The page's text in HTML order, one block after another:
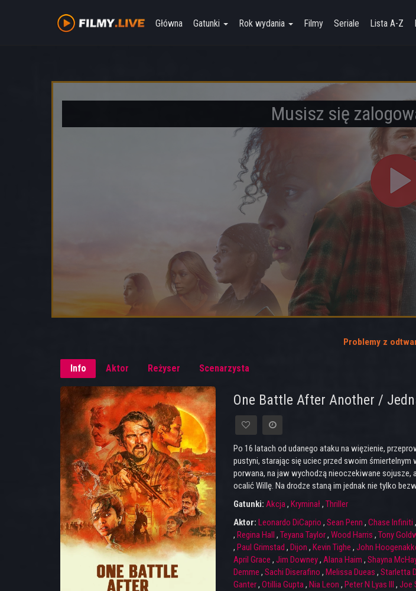
Główna Gatunki Rok wydania Filmy Seriale Lista A-Z
Musisz się
Problemy z
Info Aktor Reżyser Scenarzysta
One Battle After Another /
Po 16 latach od udanego ataku na więzienie,
pustyni, starając się uciec przed swoim śmiertelnym
porwana, na jaw wychodzą nieoczekiwane sojusze,
ocalić Willę. Na drodze staną im jednak nie tylko
Gatunki: Akcja, Kryminał, Thriller
Aktor: Leonardo DiCaprio , Sean Penn , Chase Infiniti ,
, Regina Hall , Teyana Taylor, Wood Harris , Tony
, Paul Grimstad , Dijon , Kevin Tighe , John
April Grace , Jim Downey, Alana Haim , Shayna
Demme , Sachi Diserafino , Melissa Dueas , Starletta
Ganter, Otillia Gupta, Nia Leon , Peter N Lyas III , Joe